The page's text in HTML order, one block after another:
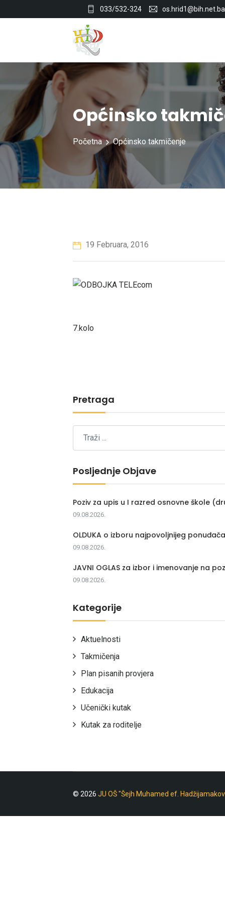
033/532-324 os.hrid1@bih.net.ba
Općinsko
Početna Općinsko takmičenje
19 Februara, 2016
7.kolo
Pretraga
Posljednje Objave
Poziv za upis u I razred osnovne škole
09.08.2026.
OLDUKA o izboru najpovoljnijeg
09.08.2026.
JAVNI OGLAS za izbor i imenovanje na
09.08.2026.
Kategorije
Aktuelnosti
Takmičenja
Plan pisanih provjera
Edukacija
Učenički kutak
Kutak za roditelje
© 2026 JU OŠ "Šejh Muhamed ef.